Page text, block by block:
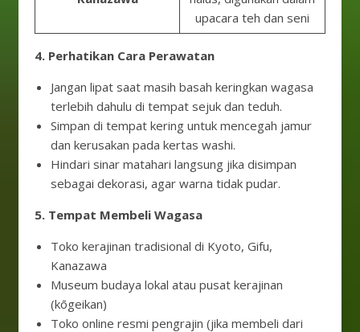
upacara teh dan seni
4. Perhatikan Cara Perawatan
Jangan lipat saat masih basah keringkan wagasa
terlebih dahulu di tempat sejuk dan teduh.
Simpan di tempat kering untuk mencegah jamur
dan kerusakan pada kertas washi.
Hindari sinar matahari langsung jika disimpan
sebagai dekorasi, agar warna tidak pudar.
5. Tempat Membeli Wagasa
Toko kerajinan tradisional di Kyoto, Gifu,
Kanazawa
Museum budaya lokal atau pusat kerajinan
(kōgeikan)
Toko online resmi pengrajin (jika membeli dari